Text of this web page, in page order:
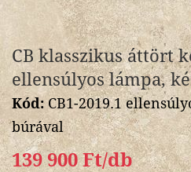
CB klasszikus áttört
ellensúlyos lámpa,
Kód:CB1-2019.1
búrával
139 900 Ft/db